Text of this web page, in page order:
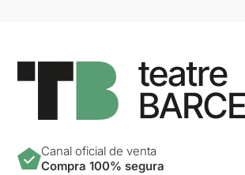
Canal oficial de venta
Compra 100% segura